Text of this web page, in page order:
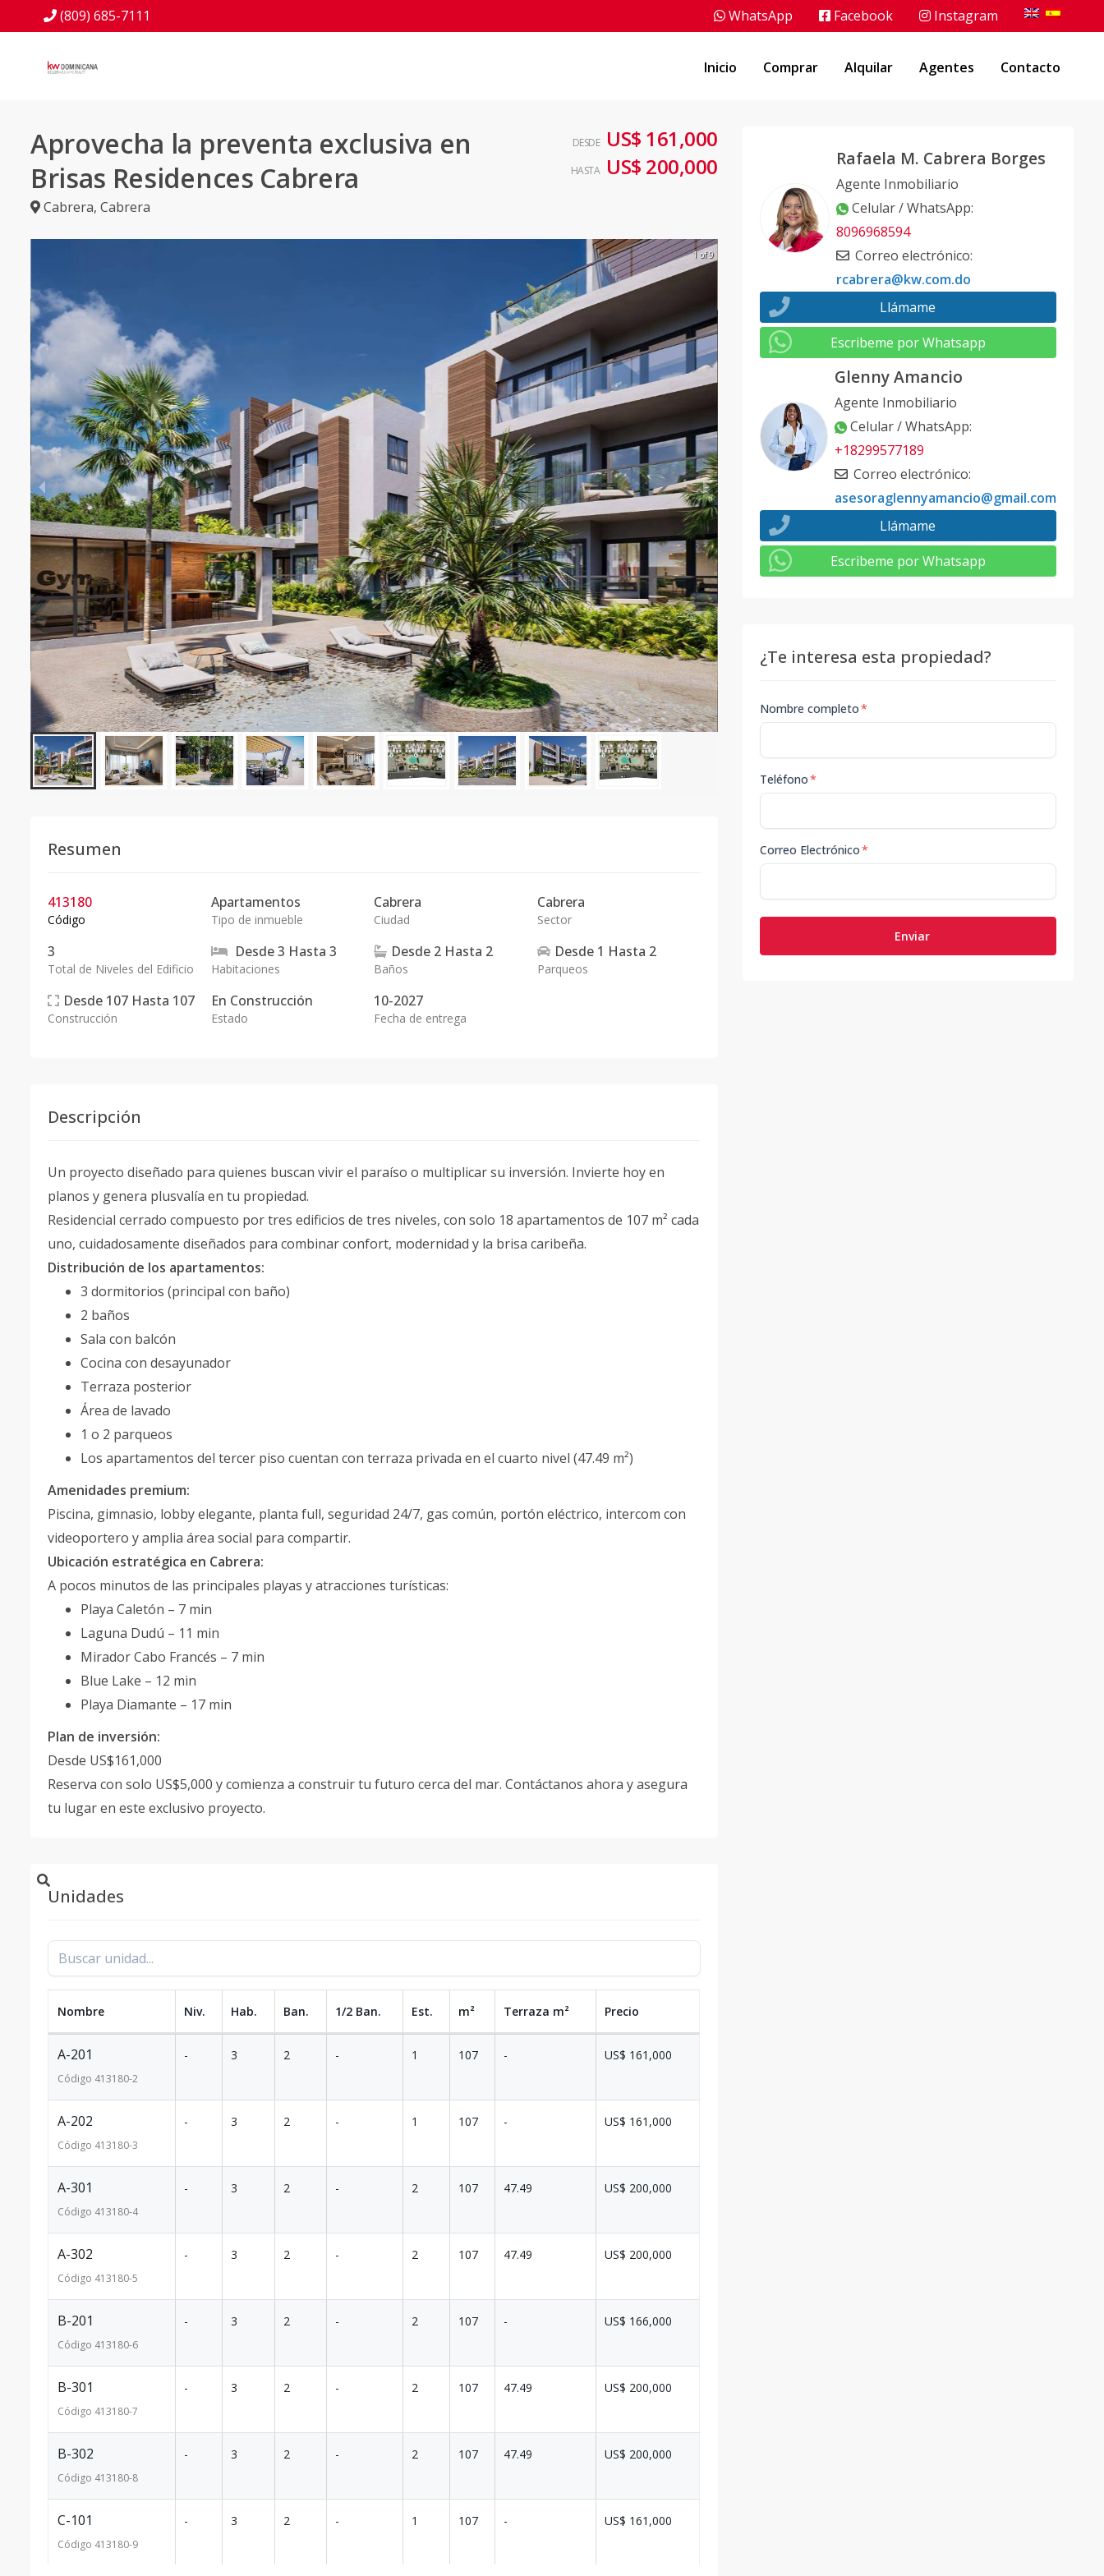
(809) 685-7111 WhatsApp Facebook Instagram
Inicio Comprar Alquilar Agentes Contacto
Aprovecha la preventa exclusiva en
Brisas Residences Cabrera
Cabrera, Cabrera
DESDE US$ 161,000
HASTA US$ 200,000
1 of 9
Resumen
413180
Código
Apartamentos
Tipo de inmueble
Cabrera
Ciudad
Cabrera
Sector
3
Total de Niveles del Edificio
Desde3 Hasta 3
Habitaciones
Desde 2 Hasta 2
Baños
Desde 1 Hasta 2
Parqueos
Desde 107 Hasta 107
Construcción
En Construcción
Estado
10-2027
Fecha de entrega
Descripción
Un proyecto diseñado para quienes buscan vivir el paraíso o multiplicar su inversión. Invierte hoy en
planos y genera plusvalía en tu propiedad.
Residencial cerrado compuesto por tres edificios de tres niveles, con solo 18 apartamentos de 107 m² cada
uno, cuidadosamente diseñados para combinar confort, modernidad y la brisa caribeña.
Distribución de los apartamentos:
3 dormitorios (principal con baño)
2 baños
Sala con balcón
Cocina con desayunador
Terraza posterior
Área de lavado
1 o 2 parqueos
Los apartamentos del tercer piso cuentan con terraza privada en el cuarto nivel (47.49 m²)
Amenidades premium:
Piscina, gimnasio, lobby elegante, planta full, seguridad 24/7, gas común, portón eléctrico, intercom con
videoportero y amplia área social para compartir.
Ubicación estratégica en Cabrera:
A pocos minutos de las principales playas y atracciones turísticas:
Playa Caletón – 7 min
Laguna Dudú – 11 min
Mirador Cabo Francés – 7 min
Blue Lake – 12 min
Playa Diamante – 17 min
Plan de inversión:
Desde US$161,000
Reserva con solo US$5,000 y comienza a construir tu futuro cerca del mar. Contáctanos ahora y asegura
tu lugar en este exclusivo proyecto.
Unidades
Nombre Niv. Hab. Ban. 1/2 Ban. Est. m² Terraza m² Precio
A-201
Código 413180-2
- 3 2 - 1 107 - US$ 161,000
A-202
Código 413180-3
- 3 2 - 1 107 - US$ 161,000
A-301
Código 413180-4
- 3 2 - 2 107 47.49 US$ 200,000
A-302
Código 413180-5
- 3 2 - 2 107 47.49 US$ 200,000
B-201
Código 413180-6
- 3 2 - 2 107 - US$ 166,000
B-301
Código 413180-7
- 3 2 - 2 107 47.49 US$ 200,000
B-302
Código 413180-8
- 3 2 - 2 107 47.49 US$ 200,000
C-101
Código 413180-9
- 3 2 - 1 107 - US$ 161,000
Rafaela M. Cabrera Borges
Agente Inmobiliario
Celular / WhatsApp:
8096968594
Correo electrónico:
rcabrera@kw.com.do
Llámame
Escribeme por Whatsapp
Glenny Amancio
Agente Inmobiliario
Celular / WhatsApp:
+18299577189
Correo electrónico:
asesoraglennyamancio@gmail.com
Llámame
Escribeme por Whatsapp
¿Te interesa esta propiedad?
Nombre completo*
Teléfono*
Correo Electrónico*
Enviar